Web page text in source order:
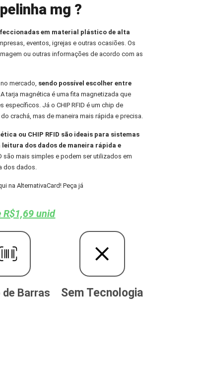
mg ?
em material plástico de alta
eventos, igrejas e outras ocasiões. Os
ou outras informações de acordo com as
mercado, sendo possível escolher entre
. A tarja magnética é uma fita magnetizada que
Já o CHIP RFID é um chip de
crachá, mas de maneira mais rápida e precisa.
ou CHIP RFID são ideais para sistemas
dos dados de maneira rápida e
são mais simples e podem ser utilizados em
dos dados.
na AlternativaCard! Peça já
R$1,69 unid
de Barras Sem Tecnologia